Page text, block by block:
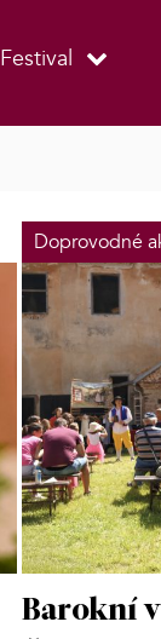
Festival
Doprovodné
Barokní